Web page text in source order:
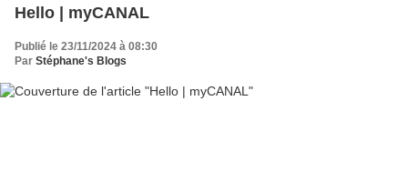
Hello | myCANAL
Publié le 23/11/2024 à 08:30
Par Stéphane's Blogs